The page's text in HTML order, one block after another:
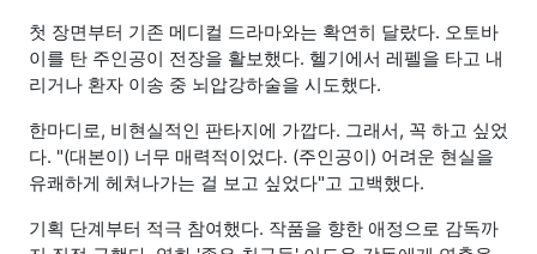
첫 장면부터 기존 메디컬 드라마와는 확연히 달랐다. 오토바
이를 탄 주인공이 전장을 활보했다. 헬기에서 레펠을 타고 내
리거나 환자 이송 중 뇌압강하술을 시도했다.
한마디로, 비현실적인 판타지에 가깝다. 그래서, 꼭 하고 싶었
다. "(대본이) 너무 매력적이었다. (주인공이) 어려운 현실을
유쾌하게 헤쳐나가는 걸 보고 싶었다"고 고백했다.
기획 단계부터 적극 참여했다. 작품을 향한 애정으로 감독까